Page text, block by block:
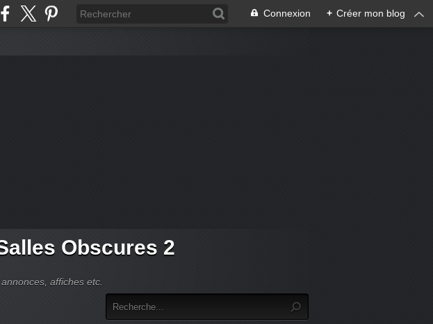
Connexion + Créer mon blog
Obscures 2
affiches etc.